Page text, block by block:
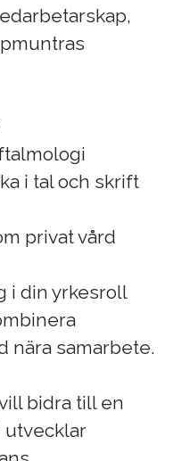
i tal och skrift
privat vård
i din yrkesroll
nära samarbete.
bidra till en
utvecklar